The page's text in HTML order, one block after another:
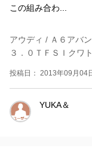
この組み合わ...
アウディ / Ａ６アバン
３．０ＴＦＳＩクワ
投稿日： 2013年09月04
YUKA＆